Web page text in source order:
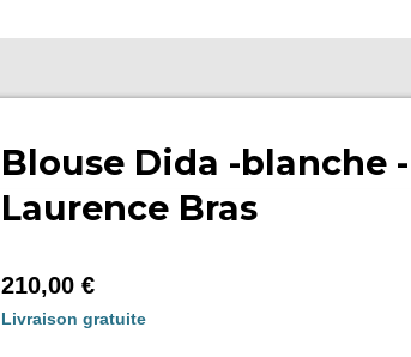
Blouse Dida -blanche -
Laurence Bras
210,00 €
Livraison gratuite